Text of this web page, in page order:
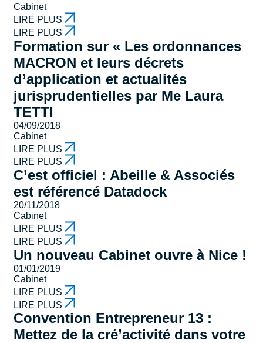
Cabinet
LIRE PLUS
LIRE PLUS
Formation sur « Les ordonnances
MACRON et leurs décrets
d’application et actualités
jurisprudentielles par Me Laura
TETTI
04/09/2018
Cabinet
LIRE PLUS
LIRE PLUS
C’est officiel : Abeille & Associés
est référencé Datadock
20/11/2018
Cabinet
LIRE PLUS
LIRE PLUS
Un nouveau Cabinet ouvre à Nice !
01/01/2019
Cabinet
LIRE PLUS
LIRE PLUS
Convention Entrepreneur 13 :
Mettez de la cré’activité dans votre